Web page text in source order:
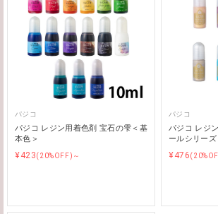
パジコ
パジコ レジン用着色剤 宝石の雫＜基
本色＞
¥423(20%OFF)～
パジコ
パジコ レジ
ールシリーズ
¥476